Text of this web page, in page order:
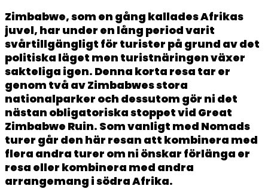
Zimbabwe, som en gång kallades Afrikas
juvel, har under en lång period varit
svårtillgängligt för turister på grund av det
politiska läget men turistnäringen växer
sakteliga igen. Denna korta resa tar er
genom två av Zimbabwes stora
nationalparker och dessutom gör ni det
nästan obligatoriska stoppet vid Great
Zimbabwe Ruin. Som vanligt med Nomads
turer går den här resan att kombinera med
flera andra turer om ni önskar förlänga er
resa eller kombinera med andra
arrangemang i södra Afrika.